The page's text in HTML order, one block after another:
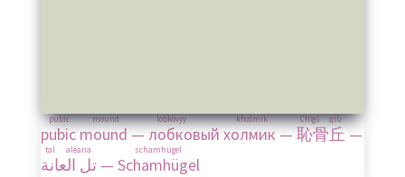
pubic mound
pubic mound
—лобковый холмик
lobkovyy kholmik
—恥骨丘
Chǐgǔ qiū
—
تل العانة
tal aleana
— Schamhügel
schamhügel